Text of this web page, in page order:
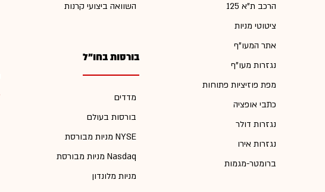
הרכב ת"א 125
ציטוטי מניות
אתר המעו"ף
נגזרות מעו"ף
מפת פוזיציות פתוחות
כתבי אופציה
נגזרות דולר
נגזרות אירו
ברומטר-מגמות
השוואה ביצועי קרנות
בורסות בחו"ל
מדדים
בורסות בעולם
מניות מבורסת NYSE
מניות מבורסת Nasdaq
מניות מלונדון